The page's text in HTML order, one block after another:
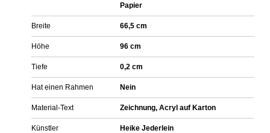
Papier
Breite 66,5 cm
Höhe 96 cm
Tiefe 0,2 cm
Hat einen Rahmen Nein
Material-Text Zeichnung, Acryl auf Karton
Künstler Heike Jederlein